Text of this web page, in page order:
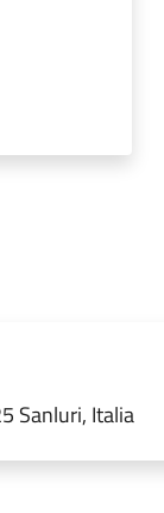
Sanluri, Italia